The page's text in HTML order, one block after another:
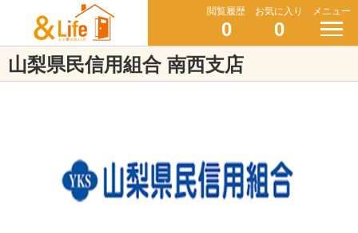
閲覧履歴
0
お気に入り
0
メニュー
山梨県民信用組合 南西支店